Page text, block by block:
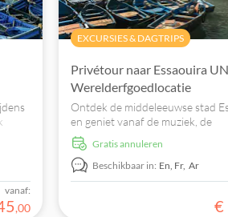
vanaf:
,00
EXCURSIES & DAGTRIPS
Privétour naar Essaouira
Werelderfgoedlocatie
Ontdek de middeleeuwse stad
en geniet vanaf de muziek, de
geschiedenis en het strand.
de door UNESCO beschermde
en maak kennis met plaatselijke
ambachtslieden.
Gratis annuleren
Beschikbaar in: En, Fr, Ar
€